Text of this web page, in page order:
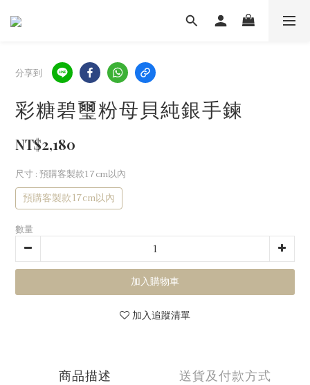
分享到
彩糖碧璽粉母貝純銀手鍊
NT$2,180
尺寸: 預購客製款17cm以內
預購客製款17cm以內
數量
加入購物車
加入追蹤清單
商品描述 送貨及付款方式